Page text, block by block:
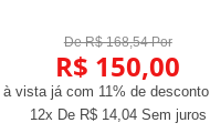
De R$ 168,54 Por
R$ 150,00
à vista já com 11% de desconto
12x De R$ 14,04Sem juros